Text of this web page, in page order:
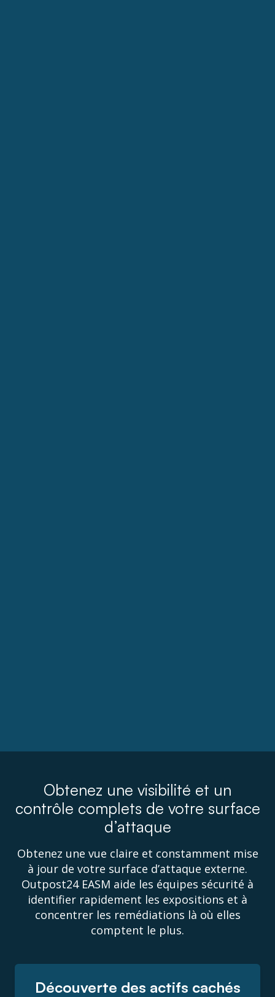
Obtenez une visibilité et un
contrôle complets de votre surface
d’attaque
Obtenez une vue claire et constamment mise
à jour de votre surface d’attaque externe.
Outpost24 EASM aide les équipes sécurité à
identifier rapidement les expositions et à
concentrer les remédiations là où elles
comptent le plus.
Découverte des actifs cachés